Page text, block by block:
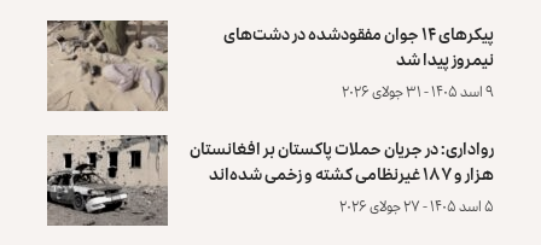
پیکرهای ۱۴ جوان مفقودشده در دشت‌های
نیمروز پیدا شد
۹ اسد ۱۴۰۵ - ۳۱ جولای ۲۰۲۶
رواداری: در جریان حملات پاکستان بر افغانستان
هزار و ۱۸۷ غیرنظامی کشته و زخمی شده‌اند
۵ اسد ۱۴۰۵ - ۲۷ جولای ۲۰۲۶